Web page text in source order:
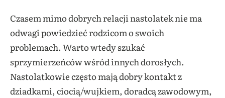
Czasem mimo dobrych relacji nastolatek nie ma
odwagi powiedzieć rodzicom o swoich
problemach. Warto wtedy szukać
sprzymierzeńców wśród innych dorosłych.
Nastolatkowie często mają dobry kontakt z
dziadkami, ciocią/wujkiem, doradcą zawodowym,